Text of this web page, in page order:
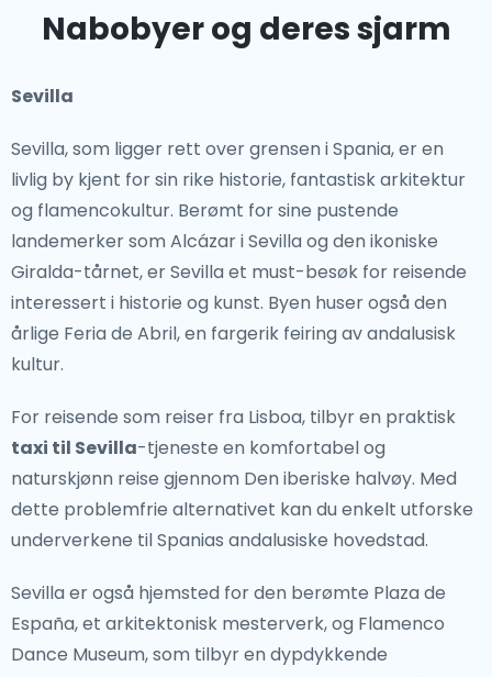
landet gir dype innsikter i Portugals historie.
pittoreske vinmarker, tilbyr Portugal en rikdom av
naturlige og arkitektoniske underverk. UNESCO-listede
byen Porto, med sine ikoniske broer og Portvinkjellere,
er et must for kunst- og historieelskere. Algarve, med
sine gylne strender og dramatiske kystlinje, er perfekt
for de som søker en naturskjønn ferie.Ikke gå glipp av
muligheten til å besøke Azorene og Madeira,
portugisiske øyer kjent for sine fantastiske landskap
Av allfarvei
Hvis du ønsker å komme deg vekk fra kjas og mas,
tilbyr Alentejo-regionen en rolig tilflukt. Kjent for sine
det perfekte stedet å slappe av og nyte det landlige
Portugal. Douro-dalen, kjent for sin vinproduksjon,
tilbyr en fredelig flukt med pittoreske elvecruise og
Nabobyer og deres sjarm
Sevilla
Sevilla, som ligger rett over grensen i Spania, er en
livlig by kjent for sin rike historie, fantastisk arkitektur
og flamencokultur. Berømt for sine pustende
landemerker som Alcázar i Sevilla og den ikoniske
Giralda-tårnet, er Sevilla et must-besøk for reisende
interessert i historie og kunst. Byen huser også den
årlige Feria de Abril, en fargerik feiring av andalusisk
kultur.
For reisende som reiser fra Lisboa, tilbyr en praktisk
taxi til Sevilla-tjeneste en komfortabel og
naturskjønn reise gjennom Den iberiske halvøy. Med
dette problemfrie alternativet kan du enkelt utforske
underverkene til Spanias andalusiske hovedstad.
Sevilla er også hjemsted for den berømte Plaza de
España, et arkitektonisk mesterverk, og Flamenco
Dance Museum, som tilbyr en dypdykkende